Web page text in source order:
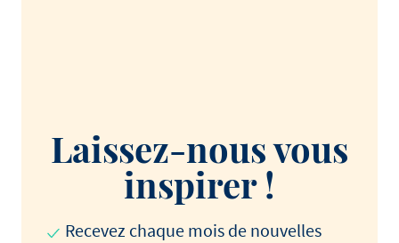
Laissez-nous vous
inspirer !
Recevez chaque mois de nouvelles